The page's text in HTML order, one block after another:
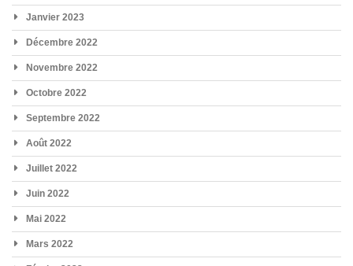
Janvier 2023
Décembre 2022
Novembre 2022
Octobre 2022
Septembre 2022
Août 2022
Juillet 2022
Juin 2022
Mai 2022
Mars 2022